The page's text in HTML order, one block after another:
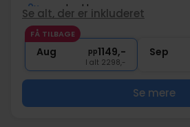
2x madpakke
2x Gratis øl og vin (18:00-20:00)
1x Badekåbe på værelset
Se alt, der er inkluderet
FÅ TILBAGE
Aug pp1149,-
I alt 2298,-
Sep
Se mere